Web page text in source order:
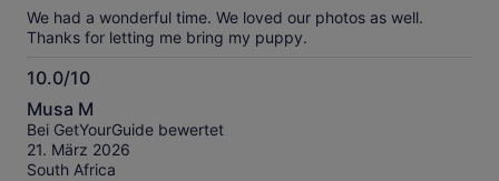
We had a wonderful time. We loved our photos as well.
Thanks for letting me bring my puppy.
10.0/10
10.0
von
10
Musa M
Bei GetYourGuide bewertet
21. März 2026
South Africa